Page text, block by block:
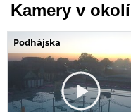
Kamery v okolí
Podhájska